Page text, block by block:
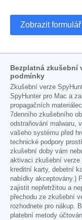
Zobrazit
Bezplatná zkušební
podmínky
Zkušební verze
SpyHunter pro Mac a
propagačních
7denního zkušebního
odstraňování malwaru,
vašeho systému před
technické podpory
zkušební doby vám
aktivaci zkušební verze
kreditní karty, debetní
nabídky akceptovány.)
zajistit nepřetržitou a
přechodu ze zkušební
rozhodnete pro nákup.
platební metody